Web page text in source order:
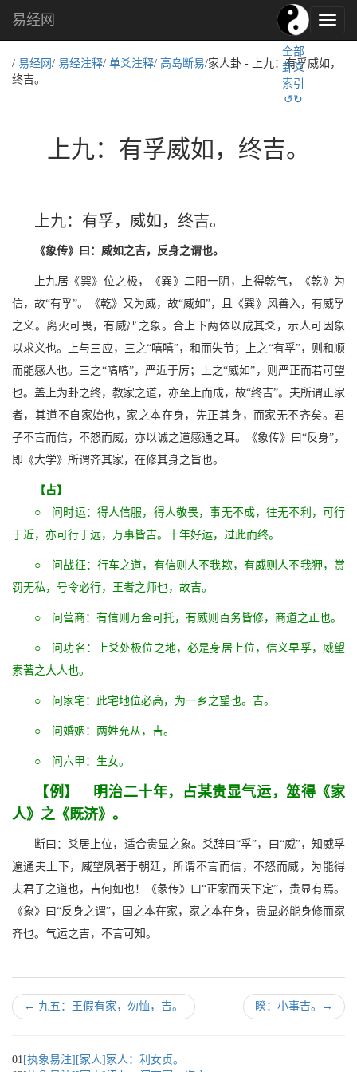
易
经
化,
易经网
全部
卦爻
索引
↺↻
/ 易经网 / 易经注释/ 单爻注释/ 高岛断易/家人卦 - 上九：有孚威如，
终吉。
上九：有孚威如，终吉。
上九：有孚，威如，终吉。
《象传》曰：威如之吉，反身之谓也。
上九居《巽》位之极，《巽》二阳一阴，上得乾气，《乾》为
信，故“有孚”。《乾》又为威，故“威如”，且《巽》风善入，有威孚
之义。离火可畏，有威严之象。合上下两体以成其爻，示人可因象
以求义也。上与三应，三之“嘻嘻”，和而失节；上之“有孚”，则和顺
而能感人也。三之“嗃嗃”，严近于厉；上之“威如”，则严正而若可望
也。盖上为卦之终，教家之道，亦至上而成，故“终吉”。夫所谓正家
者，其道不自家始也，家之本在身，先正其身，而家无不齐矣。君
子不言而信，不怒而威，亦以诚之道感通之耳。《象传》曰“反身”，
即《大学》所谓齐其家，在修其身之旨也。
【占】
○ 问时运：得人信服，得人敬畏，事无不成，往无不利，可行
于近，亦可行于远，万事皆吉。十年好运，过此而终。
○ 问战征：行车之道，有信则人不我欺，有威则人不我狎，赏
罚无私，号令必行，王者之师也，故吉。
○ 问营商：有信则万金可托，有威则百务皆修，商道之正也。
○ 问功名：上爻处极位之地，必是身居上位，信义早孚，威望
素著之大人也。
○ 问家宅：此宅地位必高，为一乡之望也。吉。
○ 问婚姻：两姓允从，吉。
○ 问六甲：生女。
【例】 明治二十年，占某贵显气运，筮得《家
人》之《既济》。
断曰：爻居上位，适合贵显之象。爻辞曰“孚”，曰“威”，知威孚
遍通夫上下，威望夙著于朝廷，所谓不言而信，不怒而威，为能得
夫君子之道也，吉何如也！《彖传》曰“正家而天下定”，贵显有焉。
《象》曰“反身之谓”，国之本在家，家之本在身，贵显必能身修而家
齐也。气运之吉，不言可知。
← 九五：王假有家，勿恤，吉。 睽：小事吉。 →
01 [执象易注][家人]家人：利女贞。